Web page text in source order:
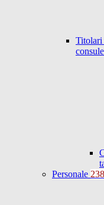
Titolari
Personale 238